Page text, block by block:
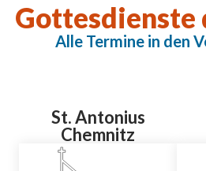
Gottesdienste
Alle Termine in den
St. Antonius
Chemnitz